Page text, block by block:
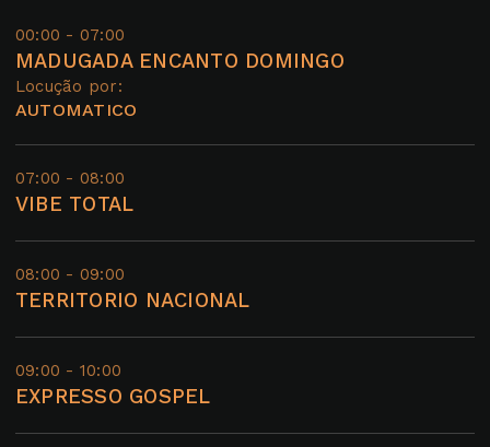
00:00 - 07:00
MADUGADA ENCANTO DOMINGO
Locução por:
AUTOMATICO
07:00 - 08:00
VIBE TOTAL
08:00 - 09:00
TERRITORIO NACIONAL
09:00 - 10:00
EXPRESSO GOSPEL